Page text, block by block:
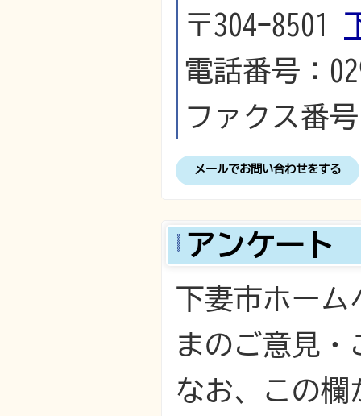
〒304-8501
電話番号：
ファクス番
メールでお問い合わせをする
アンケート
下妻市ホー
まのご意見
なお、この欄